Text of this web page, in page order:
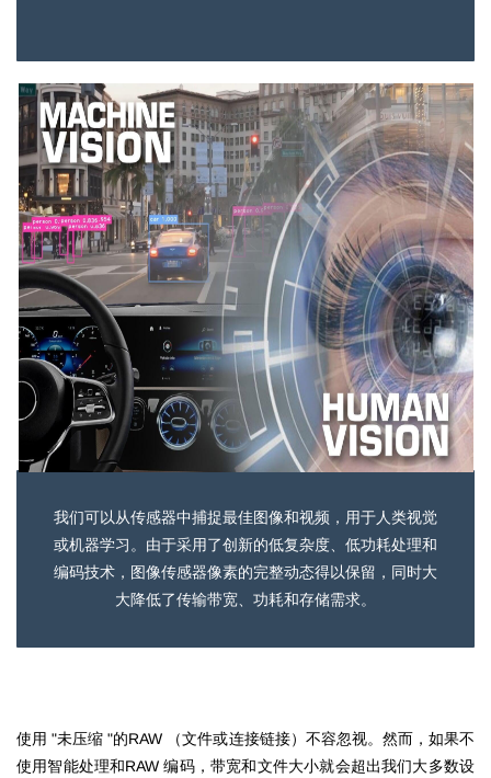
我们可以从传感器中捕捉最佳图像和视频，用于人类视觉
或机器学习。由于采用了创新的低复杂度、低功耗处理和
编码技术，图像传感器像素的完整动态得以保留，同时大
大降低了传输带宽、功耗和存储需求。
使用 "未压缩 "的RAW （文件或连接链接）不容忽视。然而，如果不
使用智能处理和RAW 编码，带宽和文件大小就会超出我们大多数设